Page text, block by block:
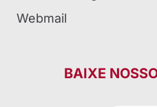
Webmail
BAIXE